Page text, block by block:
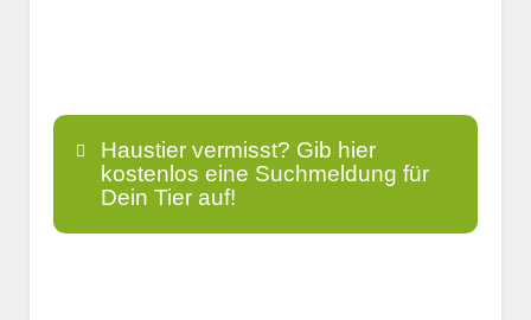
Haustier vermisst? Gib hier
kostenlos eine Suchmeldung für
Dein Tier auf!